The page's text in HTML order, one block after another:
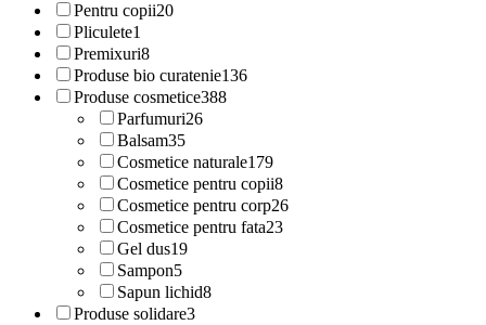
Pentru copii20
Pliculete1
Premixuri8
Produse bio curatenie136
Produse cosmetice388
Parfumuri26
Balsam35
Cosmetice naturale179
Cosmetice pentru copii8
Cosmetice pentru corp26
Cosmetice pentru fata23
Gel dus19
Sampon5
Sapun lichid8
Produse solidare3